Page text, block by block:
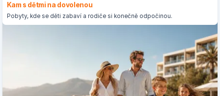
Kam s dětmi na dovolenou
Pobyty, kde se děti zabaví a rodiče si konečně odpočinou.